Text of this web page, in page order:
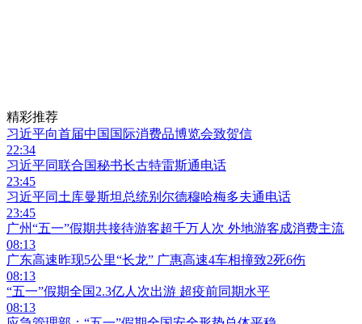
精彩推荐
习近平向首届中国国际消费品博览会致贺信
22:34
习近平同联合国秘书长古特雷斯通电话
23:45
习近平同土库曼斯坦总统别尔德穆哈梅多夫通电话
23:45
广州“五一”假期共接待游客超千万人次 外地游客成消费主流
08:13
广东高速昨现5公里“长龙” 广惠高速4车相撞致2死6伤
08:13
“五一”假期全国2.3亿人次出游 超疫前同期水平
08:13